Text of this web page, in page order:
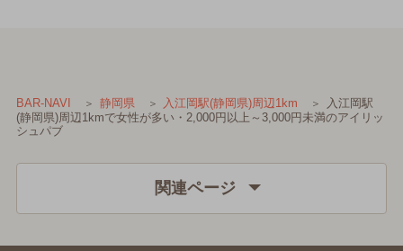
BAR-NAVI 静岡県 入江岡駅(静岡県)周辺1km
入江岡駅
(静岡県)周辺1kmで女性が多い・2,000円以上～3,000円未満のアイリッ
シュパブ
関連ページ